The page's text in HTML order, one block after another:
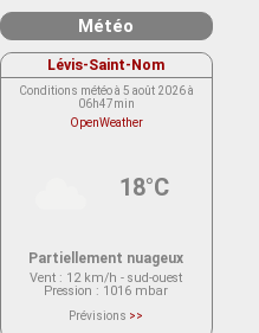
Météo
Lévis-Saint-Nom
Conditions météo à 5 août 2026 à
06h47min
OpenWeather
18°C
Partiellement nuageux
Vent : 12 km/h - sud-ouest
Pression : 1016 mbar
Prévisions >>